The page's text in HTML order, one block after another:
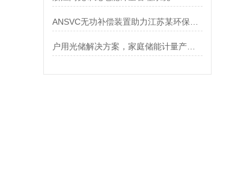
户用光储解决方案，家庭储能计量产品怎么选？